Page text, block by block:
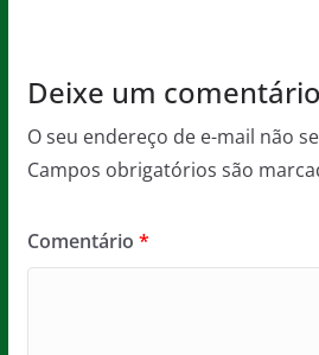
Deixe um comentário
O seu endereço de e-mail não
Campos obrigatórios são
Comentário *